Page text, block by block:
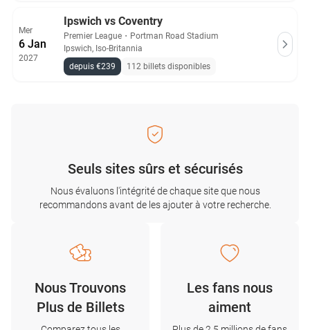
Mer
6 Jan
2027
Ipswich vs Coventry
Premier League ・ Portman Road Stadium
Ipswich, Iso-Britannia
depuis €239
112 billets disponibles
Seuls sites sûrs et sécurisés
Nous évaluons l'intégrité de chaque site que nous
recommandons avant de les ajouter à votre recherche.
Nous Trouvons
Plus de Billets
Les fans nous
aiment